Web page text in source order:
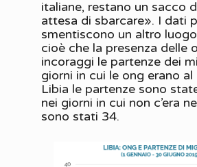
italiane, restano un sacco
attesa di sbarcare». I dati
smentiscono un altro
cioè che la presenza delle
incoraggi le partenze dei
giorni in cui le ong erano al
Libia le partenze sono
nei giorni in cui non c’era
sono stati 34.